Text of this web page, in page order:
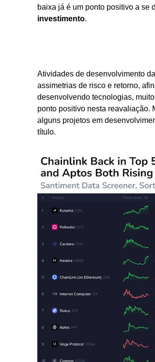
baixa já é um ponto positivo a se
investimento.
Atividades de desenvolvimento
assimetrias de risco e retorno,
desenvolvendo tecnologias,
ponto positivo nesta reavaliação.
alguns projetos em
título.